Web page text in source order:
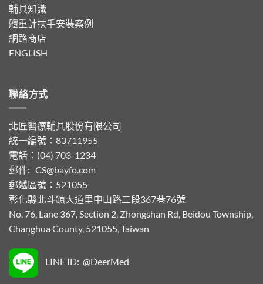
輔具知識
體重計扶手安裝案例
網路商店
ENGLISH
聯絡方式
北匠醫療輔具股份有限公司
統一編號：83711955
電話：(04) 703-1234
郵件: CS@bayfo.com
郵遞區號：521055
彰化縣北斗鎮大道里中山路二段367巷76號
No. 76, Lane 367, Section 2, Zhongshan Rd, Beidou Township,
Changhua County, 521055, Taiwan
LINE ID: @DeerMed